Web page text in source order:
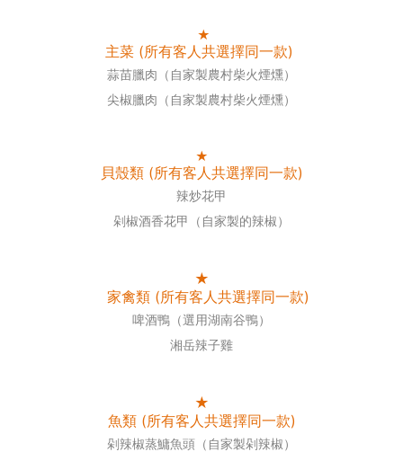
★
主菜 (所有客人共選擇同一款)
蒜苗臘肉（自家製農村柴火煙燻）
尖椒臘肉（自家製農村柴火煙燻）
★
貝殼類 (所有客人共選擇同一款)
辣炒花甲
剁椒酒香花甲（自家製的辣椒）
★
家禽類 (所有客人共選擇同一款)
啤酒鴨（選用湖南谷鴨）
湘岳辣子雞
★
魚類 (所有客人共選擇同一款)
剁辣椒蒸鱅魚頭（自家製剁辣椒）